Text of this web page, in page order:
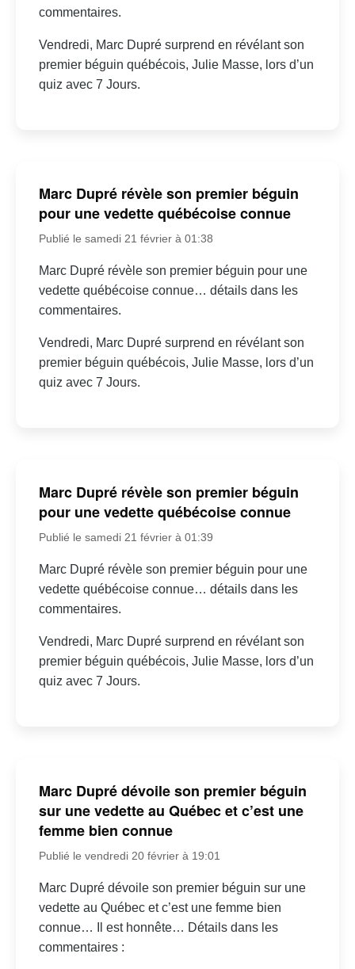
commentaires.
Vendredi, Marc Dupré surprend en révélant son
premier béguin québécois, Julie Masse, lors d’un
quiz avec 7 Jours.
Marc Dupré révèle son premier béguin
pour une vedette québécoise connue
Publié le samedi 21 février à 01:38
Marc Dupré révèle son premier béguin pour une
vedette québécoise connue… détails dans les
commentaires.
Vendredi, Marc Dupré surprend en révélant son
premier béguin québécois, Julie Masse, lors d’un
quiz avec 7 Jours.
Marc Dupré révèle son premier béguin
pour une vedette québécoise connue
Publié le samedi 21 février à 01:39
Marc Dupré révèle son premier béguin pour une
vedette québécoise connue… détails dans les
commentaires.
Vendredi, Marc Dupré surprend en révélant son
premier béguin québécois, Julie Masse, lors d’un
quiz avec 7 Jours.
Marc Dupré dévoile son premier béguin
sur une vedette au Québec et c’est une
femme bien connue
Publié le vendredi 20 février à 19:01
Marc Dupré dévoile son premier béguin sur une
vedette au Québec et c’est une femme bien
connue… Il est honnête… Détails dans les
commentaires :